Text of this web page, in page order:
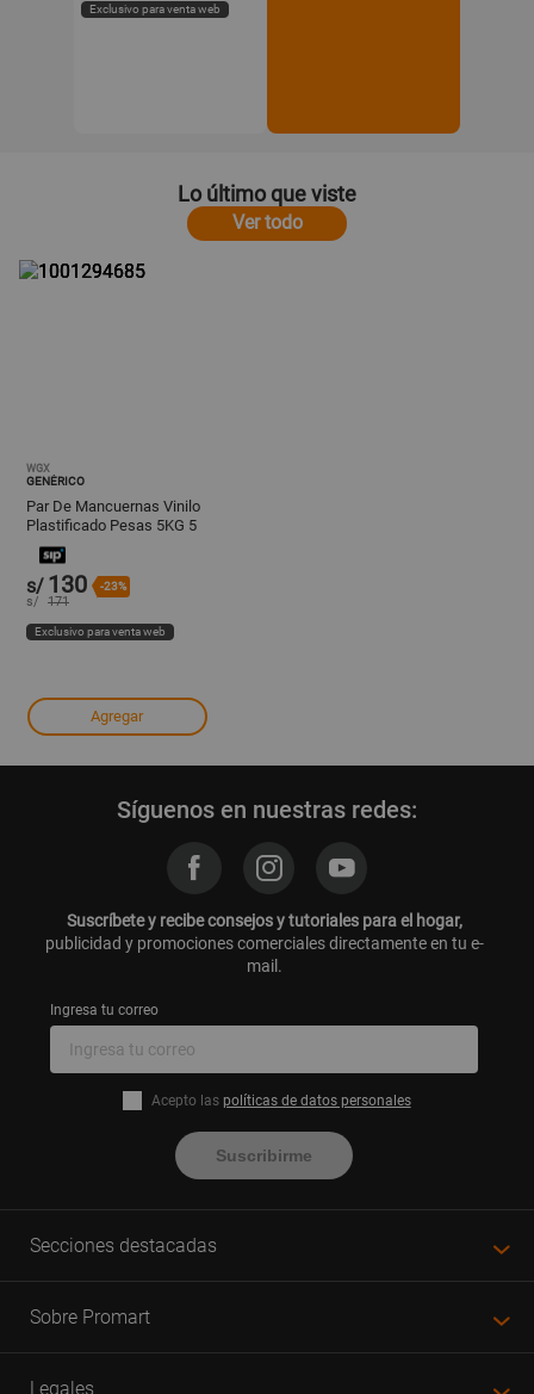
Exclusivo para venta web
Lo último que viste
Ver todo
WGX
GENÉRICO
Par De Mancuernas Vinilo
Plastificado Pesas 5KG 5
KG Fit
s/ 130 -23%
s/ 171
Exclusivo para venta web
Agregar
Síguenos en nuestras redes:
Suscríbete y recibe consejos y tutoriales para el hogar,
publicidad y promociones comerciales directamente en tu e-
mail.
Ingresa tu correo
Acepto las políticas de datos personales
Suscribirme
Secciones destacadas
Sobre Promart
Legales